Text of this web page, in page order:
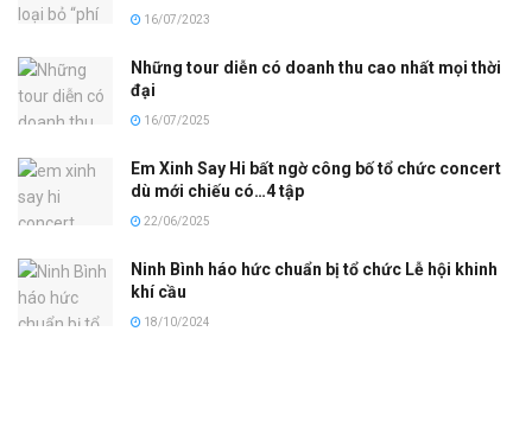
16/07/2023
Những tour diễn có doanh thu cao nhất mọi thời
đại
16/07/2025
Em Xinh Say Hi bất ngờ công bố tổ chức concert
dù mới chiếu có…4 tập
22/06/2025
Ninh Bình háo hức chuẩn bị tổ chức Lễ hội khinh
khí cầu
18/10/2024